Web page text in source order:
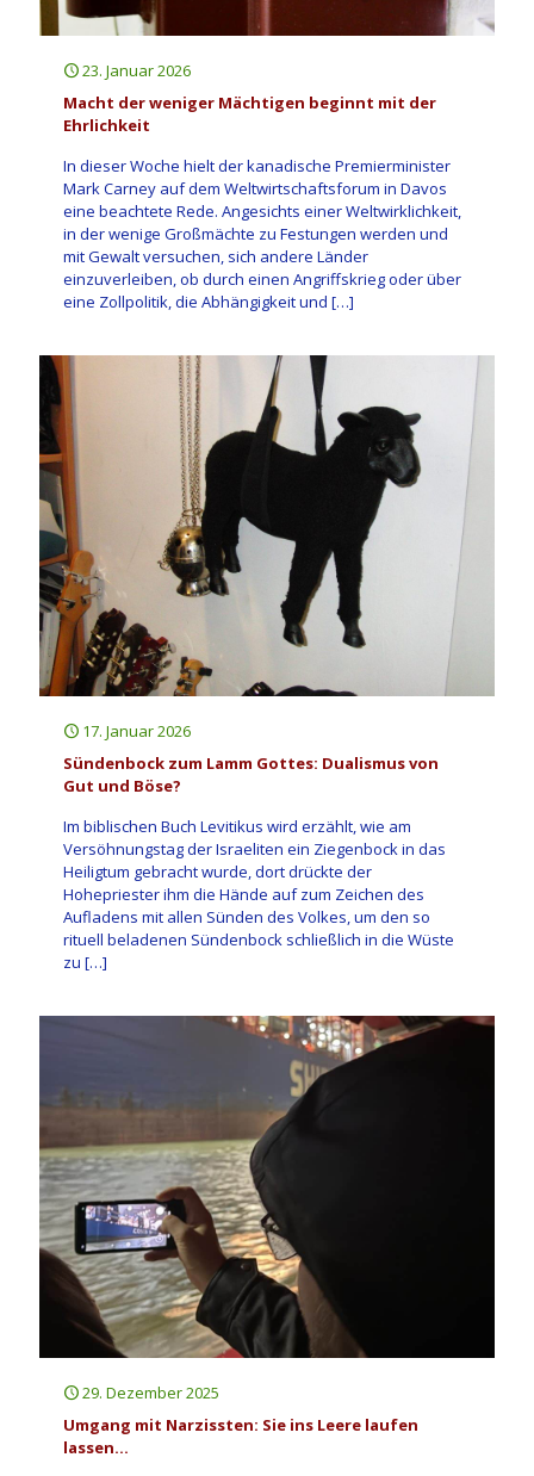
23. Januar 2026
Macht der weniger Mächtigen beginnt mit der
Ehrlichkeit
In dieser Woche hielt der kanadische Premierminister
Mark Carney auf dem Weltwirtschaftsforum in Davos
eine beachtete Rede. Angesichts einer Weltwirklichkeit,
in der wenige Großmächte zu Festungen werden und
mit Gewalt versuchen, sich andere Länder
einzuverleiben, ob durch einen Angriffskrieg oder über
eine Zollpolitik, die Abhängigkeit und […]
17. Januar 2026
Sündenbock zum Lamm Gottes: Dualismus von
Gut und Böse?
Im biblischen Buch Levitikus wird erzählt, wie am
Versöhnungstag der Israeliten ein Ziegenbock in das
Heiligtum gebracht wurde, dort drückte der
Hohepriester ihm die Hände auf zum Zeichen des
Aufladens mit allen Sünden des Volkes, um den so
rituell beladenen Sündenbock schließlich in die Wüste
zu […]
29. Dezember 2025
Umgang mit Narzissten: Sie ins Leere laufen
lassen…